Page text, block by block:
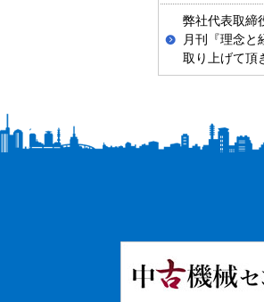
弊社代表取締
月刊『理念と
取り上げて頂